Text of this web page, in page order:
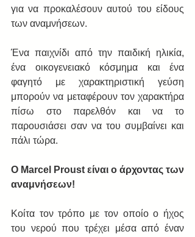
για να προκαλέσουν αυτού του είδους
των αναμνήσεων.
Ένα παιχνίδι από την παιδική ηλικία,
ένα οικογενειακό κόσμημα και ένα
φαγητό με χαρακτηριστική γεύση
μπορούν να μεταφέρουν τον χαρακτήρα
πίσω στο παρελθόν και να το
παρουσιάσει σαν να του συμβαίνει και
πάλι τώρα.
O Marcel Proust είναι ο άρχοντας των
αναμνήσεων!
Κοίτα τον τρόπο με τον οποίο ο ήχος
του νερού που τρέχει μέσα από έναν